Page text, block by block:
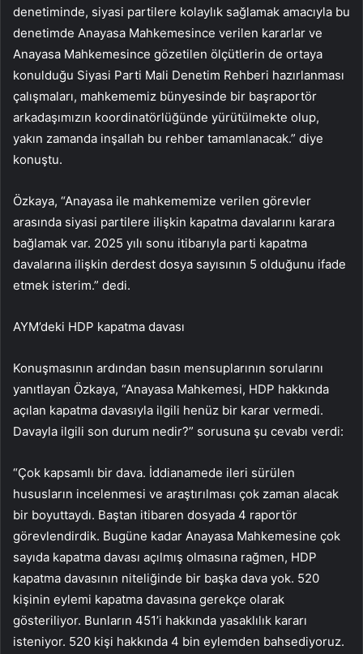
denetiminde, siyasi partilere kolaylık sağlamak amacıyla bu
denetimde Anayasa Mahkemesince verilen kararlar ve
Anayasa Mahkemesince gözetilen ölçütlerin de ortaya
konulduğu Siyasi Parti Mali Denetim Rehberi hazırlanması
çalışmaları, mahkememiz bünyesinde bir başraportör
arkadaşımızın koordinatörlüğünde yürütülmekte olup,
yakın zamanda inşallah bu rehber tamamlanacak.” diye
konuştu.
Özkaya, “Anayasa ile mahkememize verilen görevler
arasında siyasi partilere ilişkin kapatma davalarını karara
bağlamak var. 2025 yılı sonu itibarıyla parti kapatma
davalarına ilişkin derdest dosya sayısının 5 olduğunu ifade
etmek isterim.” dedi.
AYM’deki HDP kapatma davası
Konuşmasının ardından basın mensuplarının sorularını
yanıtlayan Özkaya, “Anayasa Mahkemesi, HDP hakkında
açılan kapatma davasıyla ilgili henüz bir karar vermedi.
Davayla ilgili son durum nedir?” sorusuna şu cevabı verdi:
“Çok kapsamlı bir dava. İddianamede ileri sürülen
hususların incelenmesi ve araştırılması çok zaman alacak
bir boyuttaydı. Baştan itibaren dosyada 4 raportör
görevlendirdik. Bugüne kadar Anayasa Mahkemesine çok
sayıda kapatma davası açılmış olmasına rağmen, HDP
kapatma davasının niteliğinde bir başka dava yok. 520
kişinin eylemi kapatma davasına gerekçe olarak
gösteriliyor. Bunların 451’i hakkında yasaklılık kararı
isteniyor. 520 kişi hakkında 4 bin eylemden bahsediyoruz.